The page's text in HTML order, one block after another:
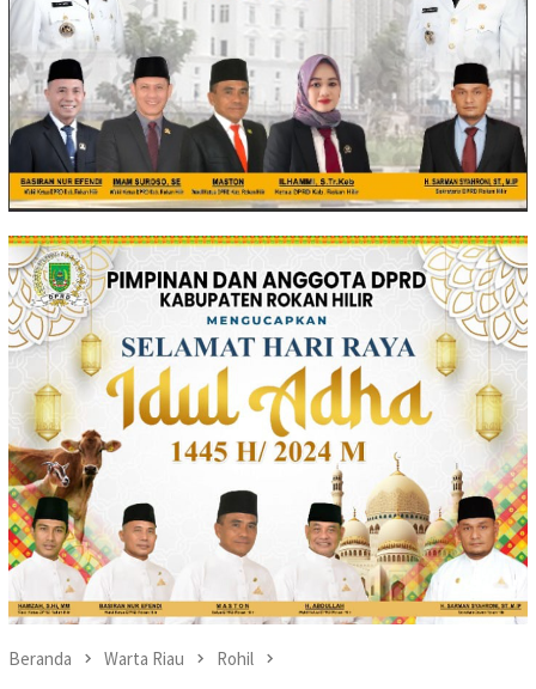
Beranda Warta Riau Rohil